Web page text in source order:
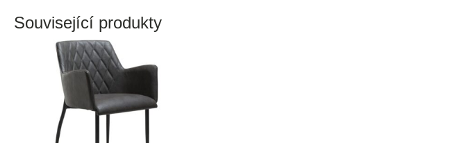
Související produkty